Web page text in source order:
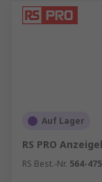
Auf Lager
RS PRO
RS Best.-Nr. 564-475